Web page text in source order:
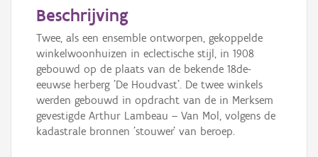
Beschrijving
Twee, als een ensemble ontworpen, gekoppelde
winkelwoonhuizen in eclectische stijl, in 1908
gebouwd op de plaats van de bekende 18de-
eeuwse herberg 'De Houdvast'. De twee winkels
werden gebouwd in opdracht van de in Merksem
gevestigde Arthur Lambeau – Van Mol, volgens de
kadastrale bronnen 'stouwer' van beroep.